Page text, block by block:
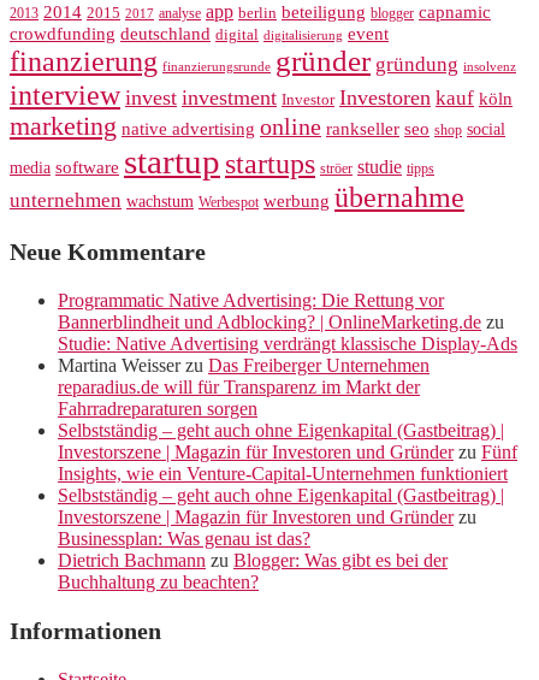
2013 2014 2015 2017 analyse app berlin beteiligung blogger capnamic
crowdfunding deutschland digital digitalisierung event
finanzierung finanzierungsrunde gründer gründung insolvenz
interview invest investment Investor Investoren kauf köln
marketing native advertising online rankseller seo shop social
media software startup startups ströer studie tipps
unternehmen wachstum Werbespot werbung übernahme
Neue Kommentare
Programmatic Native Advertising: Die Rettung vor
Bannerblindheit und Adblocking? | OnlineMarketing.de zu
Studie: Native Advertising verdrängt klassische Display-Ads
Martina Weisserzu Das Freiberger Unternehmen
reparadius.de will für Transparenz im Markt der
Fahrradreparaturen sorgen
Selbstständig – geht auch ohne Eigenkapital (Gastbeitrag) |
Investorszene | Magazin für Investoren und Gründerzu Fünf
Insights, wie ein Venture-Capital-Unternehmen funktioniert
Selbstständig – geht auch ohne Eigenkapital (Gastbeitrag) |
Investorszene | Magazin für Investoren und Gründerzu
Businessplan: Was genau ist das?
Dietrich Bachmann zu Blogger: Was gibt es bei der
Buchhaltung zu beachten?
Informationen